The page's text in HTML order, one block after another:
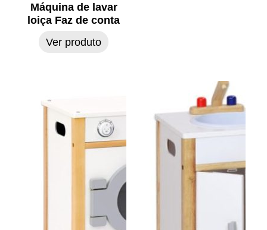
Máquina de lavar
loiça Faz de conta
Ver produto